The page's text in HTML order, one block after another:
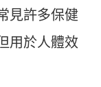
見許多保健
用於人體效